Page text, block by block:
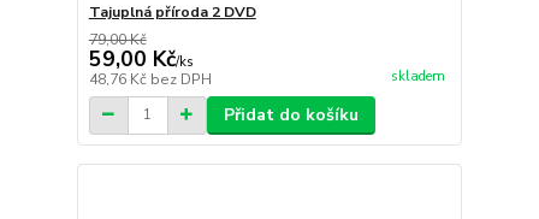
Tajuplná příroda 2 DVD
79,00 Kč
59,00 Kč/ks
48,76 Kč bez DPH skladem
Přidat do košíku